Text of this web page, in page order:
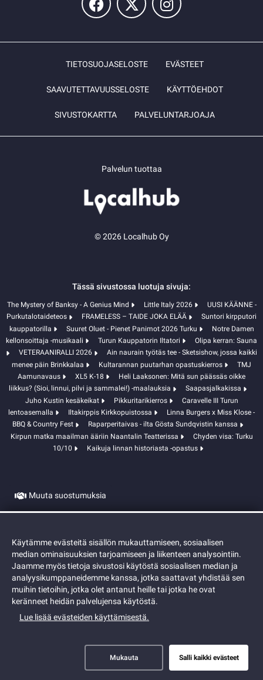
TIETOSUOJASELOSTE EVÄSTEET
SAAVUTETTAVUUSSELOSTE KÄYTTÖEHDOT
SIVUSTOKARTTA PALVELUNTARJOAJA
Palvelun tuottaa
© 2026 Localhub Oy
Tässä sivustossa luotuja sivuja:
The Mystery of Banksy - A Genius Mind Little Italy 2026
UUSI KÄÄNNE -
Purkutalotaideteos
FRAMELESS – TAIDE JOKA ELÄÄ
Suntori kirpputori
kauppatorilla
Suuret Oluet - Pienet Panimot 2026 Turku
Notre Damen
kellonsoittaja -musikaali
Turun Kauppatorin Iltatori
Olipa kerran: Sauna
VETERAANIRALLI 2026
Ain naurain työtäs tee - Sketsishow, jossa kaikki
menee päin Brinkkalaa
Kultarannan puutarhan opastuskierros
TMJ
Aamunavaus
XL5 K-18
Heli Laaksonen: Mitä sun päässäs oikke
liikkus? (Sioi, linnui, pilvi ja sammalei!) -maalauksia
Saapasjalkakissa
Juho Kustin kesäkeikat
Pikkuritarikierros
Caravelle III Turun
lentoasemalla
Iltakirppis Kirkkopuistossa
Linna Burgers x Miss Klose -
BBQ & Country Fest
Raparperitaivas - ilta Gösta Sundqvistin kanssa
Kirpun matka maailman ääriin Naantalin Teatterissa
Chyden visa: Turku
10/10
Kaikuja linnan historiasta -opastus
Muuta suostumuksia
Evästeet
Käytämme evästeitä sisällön mukauttamiseen, sosiaalisen
median ominaisuuksien tarjoamiseen ja liikenteen analysointiin.
Jaamme myös tietoja sivustosi käytöstä sosiaalisen median ja
analyysikumppaneidemme kanssa, jotka saattavat yhdistää sen
muihin tietoihin, jotka olet antanut heille tai jotka he ovat
keränneet heidän palvelujensa käytöstä.
Lue lisää evästeiden käyttämisestä.
Mukauta Salli kaikki evästeet